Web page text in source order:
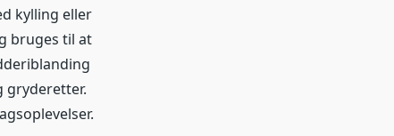
kylling eller
bruges til at
gryderetter.